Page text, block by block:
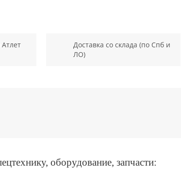
Доставка со склада (по Спб и
ЛО)
оборудование, запчасти: